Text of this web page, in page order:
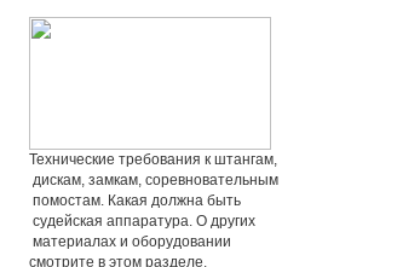
Технические требования к штангам,
дискам, замкам, соревновательным
помостам. Какая должна быть
судейская аппаратура. О других
материалах и оборудовании
смотрите в этом разделе.